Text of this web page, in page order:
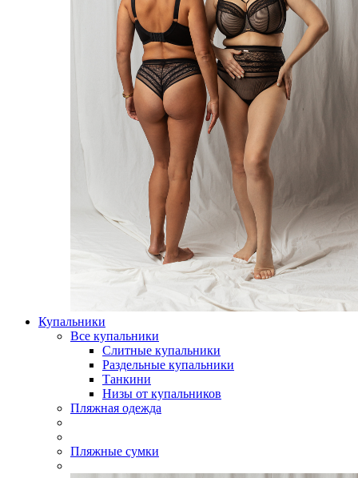
Купальники
Все купальники
Слитные купальники
Раздельные купальники
Танкини
Низы от купальников
Пляжная одежда
Пляжные сумки